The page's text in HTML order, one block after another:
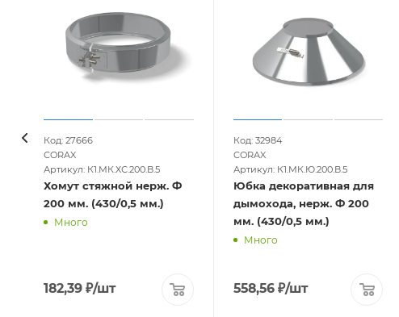
Код: 27666
CORAX
Артикул: К1.МК.ХС.200.В.5
Хомут стяжной нерж. Ф
200 мм. (430/0,5 мм.)
Много
182,39 ₽/шт
Код: 32984
CORAX
Артикул: К1.МК.Ю.200.В.5
Юбка декоративная для
дымохода, нерж. Ф 200
мм. (430/0,5 мм.)
Много
558,56₽/шт